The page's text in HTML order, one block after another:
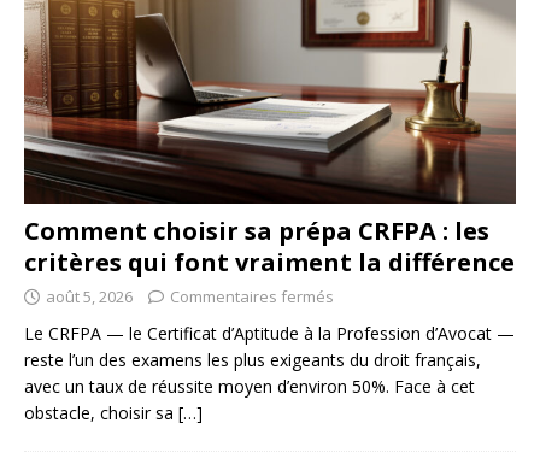
Comment choisir sa prépa CRFPA : les
critères qui font vraiment la différence
août 5, 2026 Commentaires fermés
Le CRFPA — le Certificat d’Aptitude à la Profession d’Avocat —
reste l’un des examens les plus exigeants du droit français,
avec un taux de réussite moyen d’environ 50%. Face à cet
obstacle, choisir sa […]